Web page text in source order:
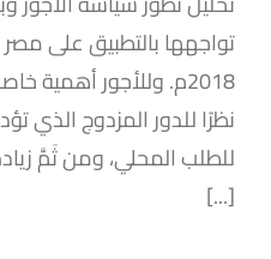
2018م. وللأجور أهمية
نظرًا للدور المزدوج الذي
للطلب المحلي، ومن ثَمَّ
[...]